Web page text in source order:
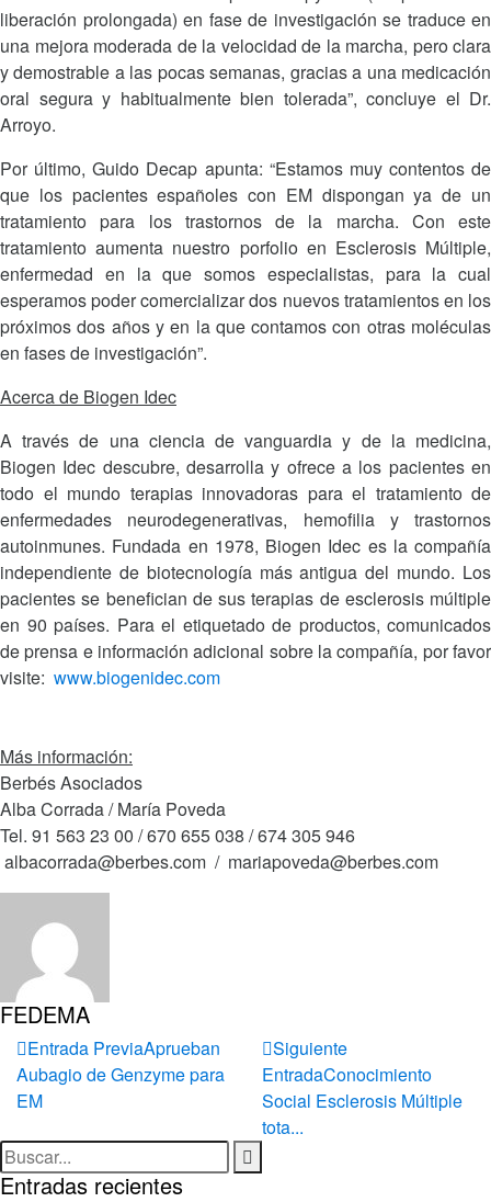
liberación prolongada) en fase de investigación se traduce en
una mejora moderada de la velocidad de la marcha, pero clara
y demostrable a las pocas semanas, gracias a una medicación
oral segura y habitualmente bien tolerada”, concluye el Dr.
Arroyo.
Por último, Guido Decap apunta: “Estamos muy contentos de
que los pacientes españoles con EM dispongan ya de un
tratamiento para los trastornos de la marcha. Con este
tratamiento aumenta nuestro porfolio en Esclerosis Múltiple,
enfermedad en la que somos especialistas, para la cual
esperamos poder comercializar dos nuevos tratamientos en los
próximos dos años y en la que contamos con otras moléculas
en fases de investigación”.
Acerca de Biogen Idec
A través de una ciencia de vanguardia y de la medicina,
Biogen Idec descubre, desarrolla y ofrece a los pacientes en
todo el mundo terapias innovadoras para el tratamiento de
enfermedades neurodegenerativas, hemofilia y trastornos
autoinmunes. Fundada en 1978, Biogen Idec es la compañía
independiente de biotecnología más antigua del mundo. Los
pacientes se benefician de sus terapias de esclerosis múltiple
en 90 países. Para el etiquetado de productos, comunicados
de prensa e información adicional sobre la compañía, por favor
visite: www.biogenidec.com
Más información:
Berbés Asociados
Alba Corrada / María Poveda
Tel. 91 563 23 00 / 670 655 038 / 674 305 946
albacorrada@berbes.com / mariapoveda@berbes.com
FEDEMA
Entrada PreviaAprueban
Aubagio de Genzyme para
EM
Siguiente
EntradaConocimiento
Social Esclerosis Múltiple
tota...
Entradas recientes